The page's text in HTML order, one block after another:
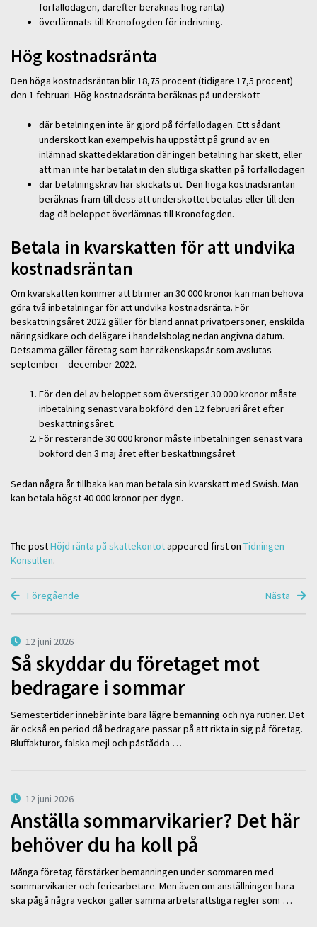
förfallodagen, därefter beräknas hög ränta)
överlämnats till Kronofogden för indrivning.
Hög kostnadsränta
Den höga kostnadsräntan blir 18,75 procent (tidigare 17,5 procent)
den 1 februari. Hög kostnadsränta beräknas på underskott
där betalningen inte är gjord på förfallodagen. Ett sådant
underskott kan exempelvis ha uppstått på grund av en
inlämnad skattedeklaration där ingen betalning har skett, eller
att man inte har betalat in den slutliga skatten på förfallodagen
där betalningskrav har skickats ut. Den höga kostnadsräntan
beräknas fram till dess att underskottet betalas eller till den
dag då beloppet överlämnas till Kronofogden.
Betala in kvarskatten för att undvika
kostnadsräntan
Om kvarskatten kommer att bli mer än 30 000 kronor kan man behöva
göra två inbetalningar för att undvika kostnadsränta. För
beskattningsåret 2022 gäller för bland annat privatpersoner, enskilda
näringsidkare och delägare i handelsbolag nedan angivna datum.
Detsamma gäller företag som har räkenskapsår som avslutas
september – december 2022.
För den del av beloppet som överstiger 30 000 kronor måste
inbetalning senast vara bokförd den 12 februari året efter
beskattningsåret.
För resterande 30 000 kronor måste inbetalningen senast vara
bokförd den 3 maj året efter beskattningsåret
Sedan några år tillbaka kan man betala sin kvarskatt med Swish. Man
kan betala högst 40 000 kronor per dygn.
The postHöjd ränta på skattekontotappeared first on Tidningen
Konsulten.
Föregående Nästa
12 juni 2026
Så skyddar du företaget mot
bedragare i sommar
Semestertider innebär inte bara lägre bemanning och nya rutiner. Det
är också en period då bedragare passar på att rikta in sig på företag.
Bluffakturor, falska mejl och påstådda …
12 juni 2026
Anställa sommarvikarier? Det här
behöver du ha koll på
Många företag förstärker bemanningen under sommaren med
sommarvikarier och feriearbetare. Men även om anställningen bara
ska pågå några veckor gäller samma arbetsrättsliga regler som …